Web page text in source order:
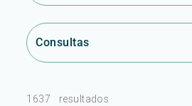
Consultas
1637 resultados